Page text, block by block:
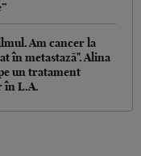
Am cancer la
în metastază". Alina
un tratament
în L.A.